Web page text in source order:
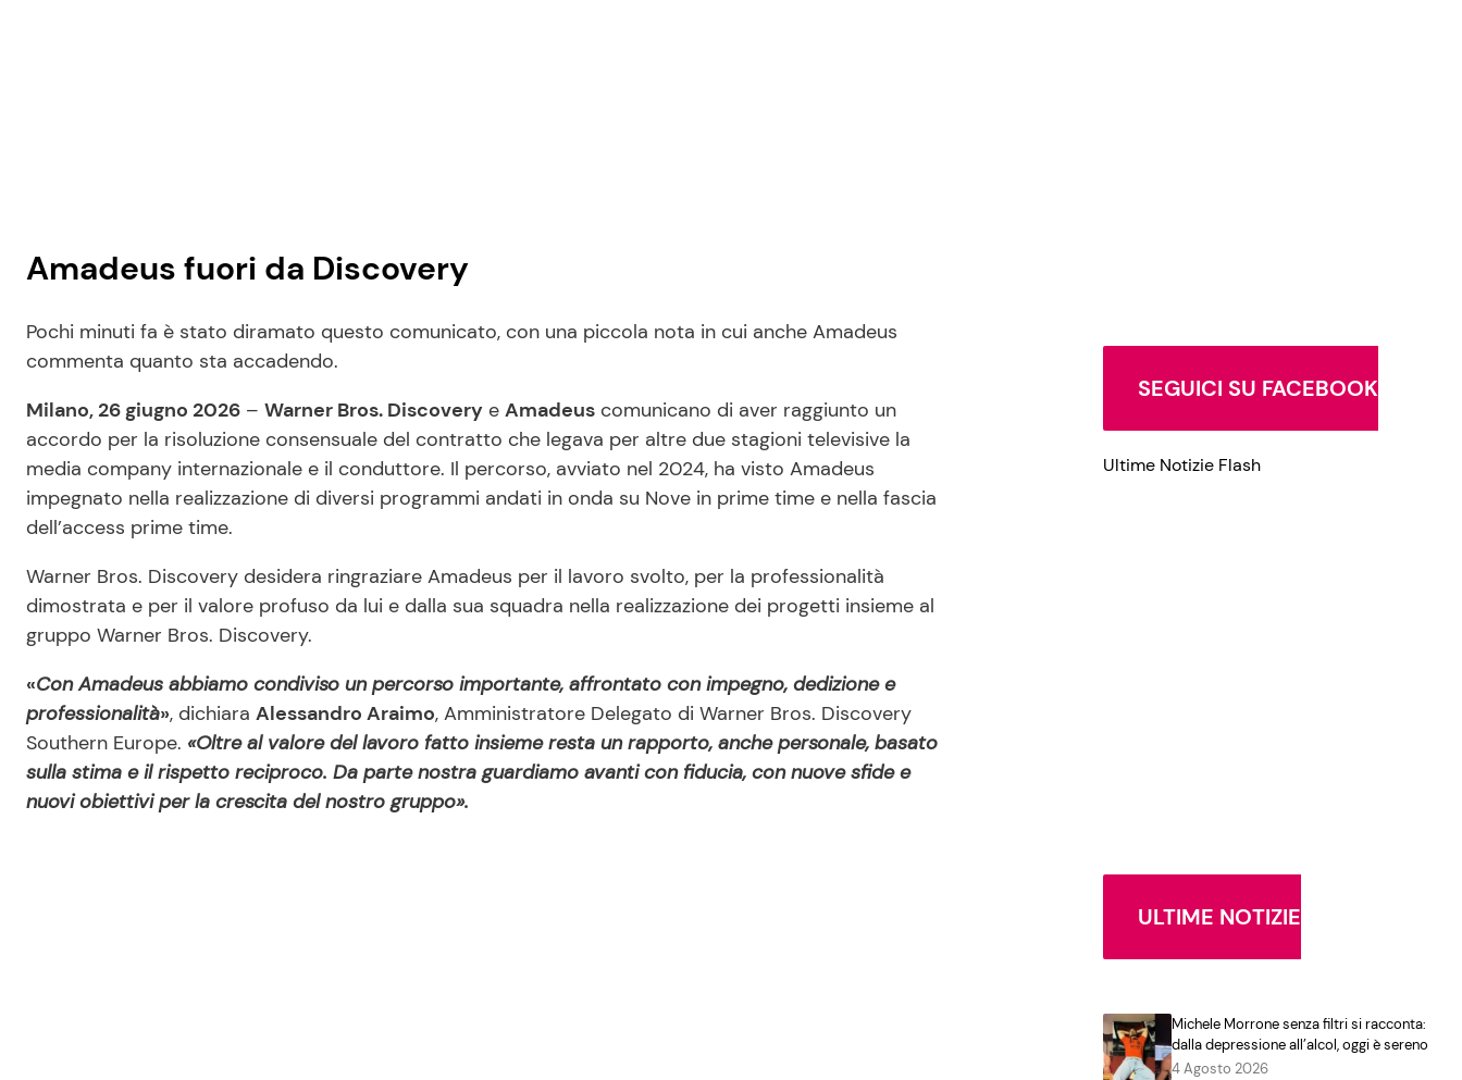
Amadeus fuori da Discovery
Pochi minuti fa è stato diramato questo comunicato, con una piccola nota in cui anche Amadeus
commenta quanto sta accadendo.
Milano, 26 giugno 2026 – Warner Bros. Discovery e Amadeus comunicano di aver raggiunto un
accordo per la risoluzione consensuale del contratto che legava per altre due stagioni televisive la
media company internazionale e il conduttore. Il percorso, avviato nel 2024, ha visto Amadeus
impegnato nella realizzazione di diversi programmi andati in onda su Nove in prime time e nella fascia
dell’access prime time.
Warner Bros. Discovery desidera ringraziare Amadeus per il lavoro svolto, per la professionalità
dimostrata e per il valore profuso da lui e dalla sua squadra nella realizzazione dei progetti insieme al
gruppo Warner Bros. Discovery.
«Con Amadeus abbiamo condiviso un percorso importante, affrontato con impegno, dedizione e
professionalità», dichiara Alessandro Araimo, Amministratore Delegato di Warner Bros. Discovery
Southern Europe. «Oltre al valore del lavoro fatto insieme resta un rapporto, anche personale, basato
sulla stima e il rispetto reciproco. Da parte nostra guardiamo avanti con fiducia, con nuove sfide e
nuovi obiettivi per la crescita del nostro gruppo».
SEGUICI SU FACEBOOK
Ultime Notizie Flash
ULTIME NOTIZIE
Michele Morrone senza filtri si racconta:
dalla depressione all’alcol, oggi è sereno
4 Agosto 2026